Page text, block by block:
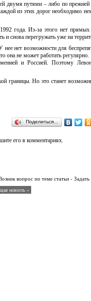
двумя путями – либо по прежней
из этих дорог необходимо
года. Из-за этого нет
и снова перегружать уже на
нее нет возможности для
она не может работать
и Россией. Поэтому
границы. Но это станет
Поделиться…
его в комментариях.
вопрос по теме статьи - Задать
новость »